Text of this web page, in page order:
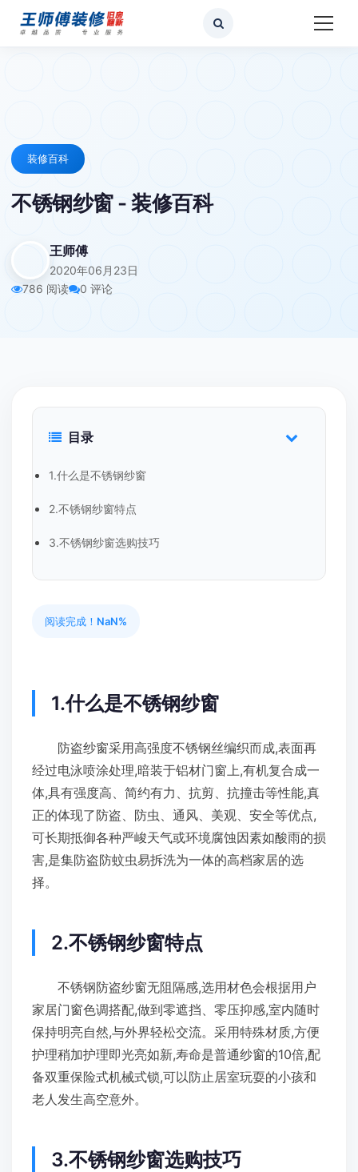
装修百科
不锈钢纱窗 - 装修百科
王师傅
2020年06月23日
786 阅读
0 评论
目录
1.什么是不锈钢纱窗
2.不锈钢纱窗特点
3.不锈钢纱窗选购技巧
阅读完成！ NaN%
1.什么是不锈钢纱窗
防盗纱窗采用高强度不锈钢丝编织而成,表面再
经过电泳喷涂处理,暗装于铝材门窗上,有机复合成一
体,具有强度高、简约有力、抗剪、抗撞击等性能,真
正的体现了防盗、防虫、通风、美观、安全等优点,
可长期抵御各种严峻天气或环境腐蚀因素如酸雨的损
害,是集防盗防蚊虫易拆洗为一体的高档家居的选
择。
2.不锈钢纱窗特点
不锈钢防盗纱窗无阻隔感,选用材色会根据用户
家居门窗色调搭配,做到零遮挡、零压抑感,室内随时
保持明亮自然,与外界轻松交流。采用特殊材质,方便
护理稍加护理即光亮如新,寿命是普通纱窗的10倍,配
备双重保险式机械式锁,可以防止居室玩耍的小孩和
老人发生高空意外。
3.不锈钢纱窗选购技巧